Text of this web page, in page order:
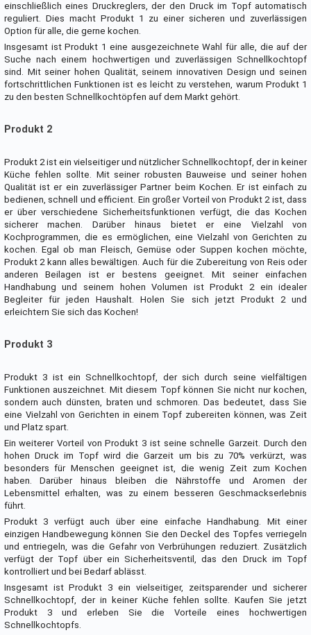
einschließlich eines Druckreglers, der den Druck im Topf automatisch
reguliert. Dies macht Produkt 1 zu einer sicheren und zuverlässigen
Option für alle, die gerne kochen.
Insgesamt ist Produkt 1 eine ausgezeichnete Wahl für alle, die auf der
Suche nach einem hochwertigen und zuverlässigen Schnellkochtopf
sind. Mit seiner hohen Qualität, seinem innovativen Design und seinen
fortschrittlichen Funktionen ist es leicht zu verstehen, warum Produkt 1
zu den besten Schnellkochtöpfen auf dem Markt gehört.
Produkt 2
Produkt 2 ist ein vielseitiger und nützlicher Schnellkochtopf, der in keiner
Küche fehlen sollte. Mit seiner robusten Bauweise und seiner hohen
Qualität ist er ein zuverlässiger Partner beim Kochen. Er ist einfach zu
bedienen, schnell und efficient. Ein großer Vorteil von Produkt 2 ist, dass
er über verschiedene Sicherheitsfunktionen verfügt, die das Kochen
sicherer machen. Darüber hinaus bietet er eine Vielzahl von
Kochprogrammen, die es ermöglichen, eine Vielzahl von Gerichten zu
kochen. Egal ob man Fleisch, Gemüse oder Suppen kochen möchte,
Produkt 2 kann alles bewältigen. Auch für die Zubereitung von Reis oder
anderen Beilagen ist er bestens geeignet. Mit seiner einfachen
Handhabung und seinem hohen Volumen ist Produkt 2 ein idealer
Begleiter für jeden Haushalt. Holen Sie sich jetzt Produkt 2 und
erleichtern Sie sich das Kochen!
Produkt 3
Produkt 3 ist ein Schnellkochtopf, der sich durch seine vielfältigen
Funktionen auszeichnet. Mit diesem Topf können Sie nicht nur kochen,
sondern auch dünsten, braten und schmoren. Das bedeutet, dass Sie
eine Vielzahl von Gerichten in einem Topf zubereiten können, was Zeit
und Platz spart.
Ein weiterer Vorteil von Produkt 3 ist seine schnelle Garzeit. Durch den
hohen Druck im Topf wird die Garzeit um bis zu 70% verkürzt, was
besonders für Menschen geeignet ist, die wenig Zeit zum Kochen
haben. Darüber hinaus bleiben die Nährstoffe und Aromen der
Lebensmittel erhalten, was zu einem besseren Geschmackserlebnis
führt.
Produkt 3 verfügt auch über eine einfache Handhabung. Mit einer
einzigen Handbewegung können Sie den Deckel des Topfes verriegeln
und entriegeln, was die Gefahr von Verbrühungen reduziert. Zusätzlich
verfügt der Topf über ein Sicherheitsventil, das den Druck im Topf
kontrolliert und bei Bedarf ablässt.
Insgesamt ist Produkt 3 ein vielseitiger, zeitsparender und sicherer
Schnellkochtopf, der in keiner Küche fehlen sollte. Kaufen Sie jetzt
Produkt 3 und erleben Sie die Vorteile eines hochwertigen
Schnellkochtopfs.